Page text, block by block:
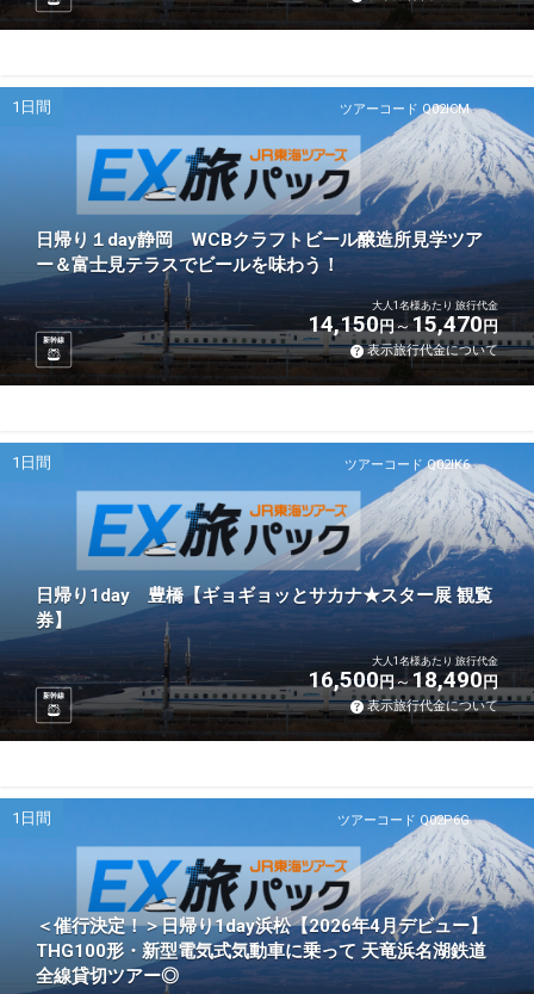
ツアーコード Q02ICM
1日間
日帰り１day静岡 WCBクラフトビール醸造所見学ツア
ー＆富士見テラスでビールを味わう！
新幹線
大人1名様あたり 旅行代金
14,150円 15,470円
表示旅行代金について
ツアーコード Q02IK6
1日間
日帰り1day 豊橋【ギョギョッとサカナ★スター展 観覧
券】
新幹線
大人1名様あたり 旅行代金
16,500円 18,490円
表示旅行代金について
ツアーコード Q02P6G
1日間
＜催行決定！＞日帰り1day浜松【2026年4月デビュー】
THG100形・新型電気式気動車に乗って 天竜浜名湖鉄道
全線貸切ツアー◎